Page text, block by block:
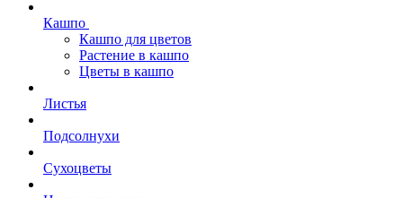
Кашпо
Кашпо для цветов
Растение в кашпо
Цветы в кашпо
Листья
Подсолнухи
Сухоцветы